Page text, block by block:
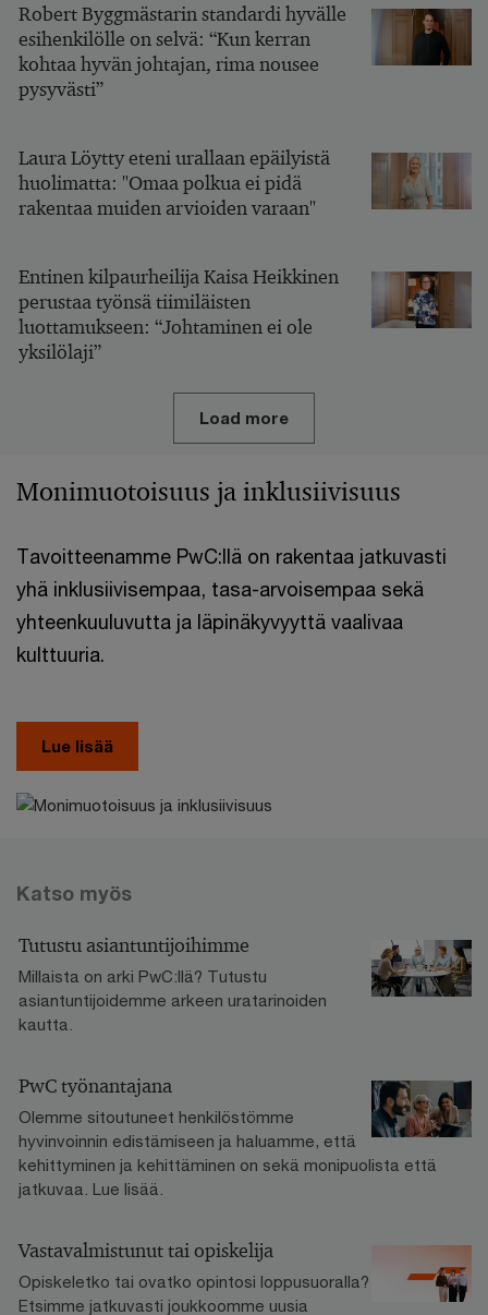
Robert Byggmästarin standardi hyvälle
esihenkilölle on selvä: “Kun kerran
kohtaa hyvän johtajan, rima nousee
pysyvästi”
Laura Löytty eteni urallaan epäilyistä
huolimatta: "Omaa polkua ei pidä
rakentaa muiden arvioiden varaan"
Entinen kilpaurheilija Kaisa Heikkinen
perustaa työnsä tiimiläisten
luottamukseen: “Johtaminen ei ole
yksilölaji”
Load more
Monimuotoisuus ja inklusiivisuus
Tavoitteenamme PwC:llä on rakentaa jatkuvasti
yhä inklusiivisempaa, tasa-arvoisempaa sekä
yhteenkuuluvutta ja läpinäkyvyyttä vaalivaa
kulttuuria.
Lue lisää
Katso myös
Tutustu asiantuntijoihimme
Millaista on arki PwC:llä? Tutustu
asiantuntijoidemme arkeen uratarinoiden
kautta.
PwC työnantajana
Olemme sitoutuneet henkilöstömme
hyvinvoinnin edistämiseen ja haluamme, että
kehittyminen ja kehittäminen on sekä monipuolista että
jatkuvaa. Lue lisää.
Vastavalmistunut tai opiskelija
Opiskeletko tai ovatko opintosi loppusuoralla?
Etsimme jatkuvasti joukkoomme uusia